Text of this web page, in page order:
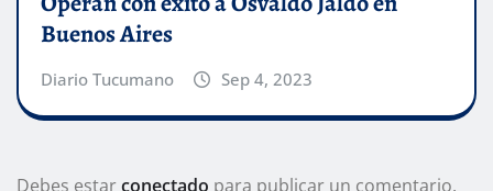
Buenos Aires
Diario Tucumano Sep 4, 2023
Debes estarconectado para publicar un comentario.